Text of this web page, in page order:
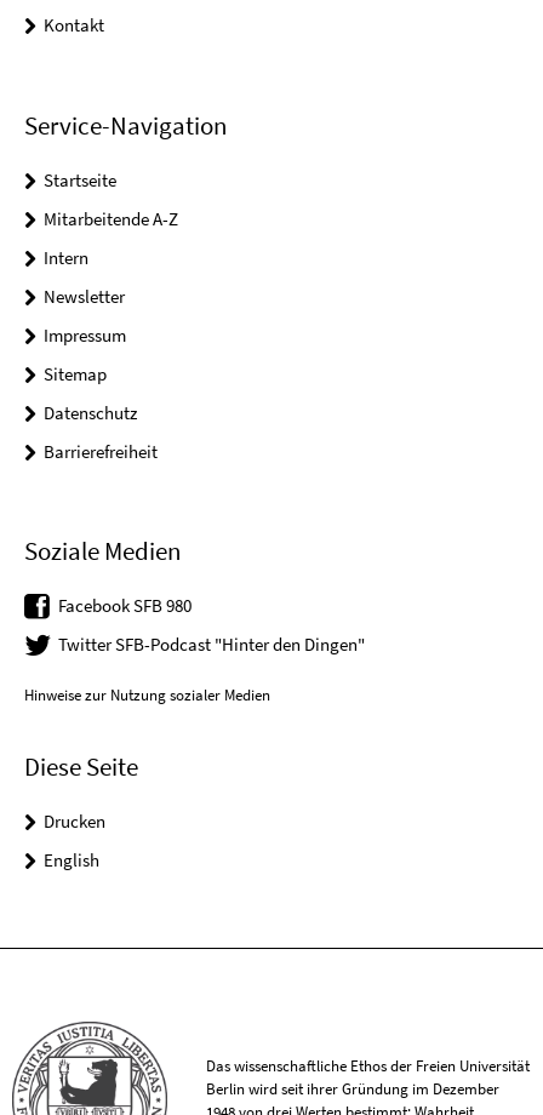
Kontakt
Service-Navigation
Startseite
Mitarbeitende A-Z
Intern
Newsletter
Impressum
Sitemap
Datenschutz
Barrierefreiheit
Soziale Medien
Facebook SFB 980
Twitter SFB-Podcast "Hinter den Dingen"
Hinweise zur Nutzung sozialer Medien
Diese Seite
Drucken
English
Das wissenschaftliche Ethos der Freien Universität
Berlin wird seit ihrer Gründung im Dezember